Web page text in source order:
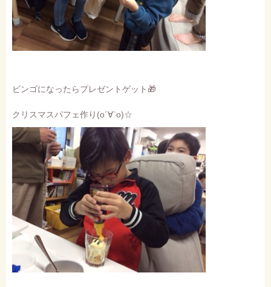
ビンゴになったらプレゼントゲット🎁
クリスマスパフェ作り(о´∀`о)☆